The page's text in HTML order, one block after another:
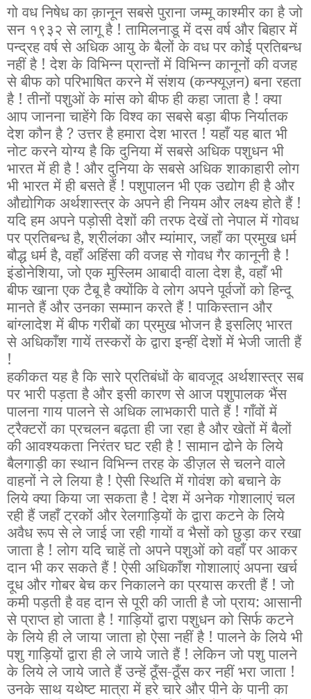
गो वध निषेध का क़ानून सबसे पुराना जम्मू काश्मीर का है जो
सन १९३२ से लागू है ! तामिलनाडू में दस वर्ष और बिहार में
पन्द्रह वर्ष से अधिक आयु के बैलों के वध पर कोई प्रतिबन्ध
नहीं है ! देश के विभिन्न प्रान्तों में विभिन्न कानूनों की वजह
से बीफ को परिभाषित करने में संशय (कन्फ्यूज़न) बना रहता
है ! तीनों पशुओं के मांस को बीफ ही कहा जाता है ! क्या
आप जानना चाहेंगे कि विश्व का सबसे बड़ा बीफ निर्यातक
देश कौन है ? उत्तर है हमारा देश भारत ! यहाँ यह बात भी
नोट करने योग्य है कि दुनिया में सबसे अधिक पशुधन भी
भारत में ही है ! और दुनिया के सबसे अधिक शाकाहारी लोग
भी भारत में ही बसते हैं ! पशुपालन भी एक उद्योग ही है और
औद्योगिक अर्थशास्त्र के अपने ही नियम और लक्ष्य होते हैं !
यदि हम अपने पड़ोसी देशों की तरफ देखें तो नेपाल में गोवध
पर प्रतिबन्ध है, श्रीलंका और म्यांमार, जहाँ का प्रमुख धर्म
बौद्ध धर्म है, वहाँ अहिंसा की वजह से गोवध गैर कानूनी है !
इंडोनेशिया, जो एक मुस्लिम आबादी वाला देश है, वहाँ भी
बीफ खाना एक टैबू है क्योंकि वे लोग अपने पूर्वजों को हिन्दू
मानते हैं और उनका सम्मान करते हैं ! पाकिस्तान और
बांग्लादेश में बीफ गरीबों का प्रमुख भोजन है इसलिए भारत
से अधिकाँश गायें तस्करों के द्वारा इन्हीं देशों में भेजी जाती हैं
!
हकीकत यह है कि सारे प्रतिबंधों के बावजूद अर्थशास्त्र सब
पर भारी पड़ता है और इसी कारण से आज पशुपालक भैंस
पालना गाय पालने से अधिक लाभकारी पाते हैं ! गाँवों में
ट्रैक्टरों का प्रचलन बढ़ता ही जा रहा है और खेतों में बैलों
की आवश्यकता निरंतर घट रही है ! सामान ढोने के लिये
बैलगाड़ी का स्थान विभिन्न तरह के डीज़ल से चलने वाले
वाहनों ने ले लिया है ! ऐसी स्थिति में गोवंश को बचाने के
लिये क्या किया जा सकता है ! देश में अनेक गोशालाएं चल
रही हैं जहाँ ट्रकों और रेलगाड़ियों के द्वारा कटने के लिये
अवैध रूप से ले जाई जा रही गायों व भैसों को छुड़ा कर रखा
जाता है ! लोग यदि चाहें तो अपने पशुओं को वहाँ पर आकर
दान भी कर सकते हैं ! ऐसी अधिकाँश गोशालाएं अपना खर्च
दूध और गोबर बेच कर निकालने का प्रयास करती हैं ! जो
कमी पड़ती है वह दान से पूरी की जाती है जो प्राय: आसानी
से प्राप्त हो जाता है ! गाड़ियों द्वारा पशुधन को सिर्फ कटने
के लिये ही ले जाया जाता हो ऐसा नहीं है ! पालने के लिये भी
पशु गाड़ियों द्वारा ही ले जाये जाते हैं ! लेकिन जो पशु पालने
के लिये ले जाये जाते हैं उन्हें ठूँस-ठूँस कर नहीं भरा जाता !
उनके साथ यथेष्ट मात्रा में हरे चारे और पीने के पानी का